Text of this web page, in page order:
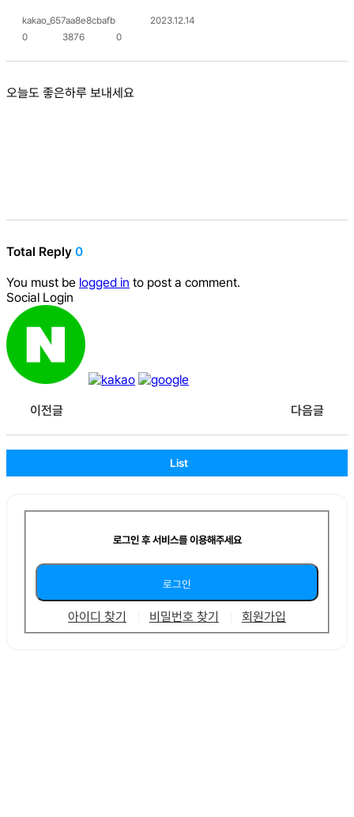
kakao_657aa8e8cbafb
2023.12.14
0
3876 0
오늘도 좋은하루 보내세요
Total Reply 0
You must be logged in to post a comment.
Social Login
이전글 다음글
List
로그인 후 서비스를 이용해주세요
아이디 찾기 비밀번호 찾기 회원가입